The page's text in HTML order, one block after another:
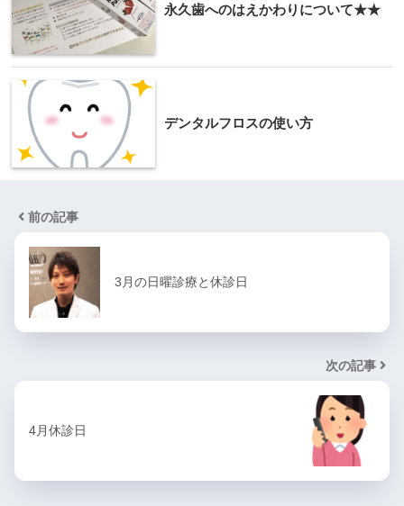
永久歯へのはえかわりについて★★
デンタルフロスの使い方
前の記事
3月の日曜診療と休診日
次の記事
4月休診日